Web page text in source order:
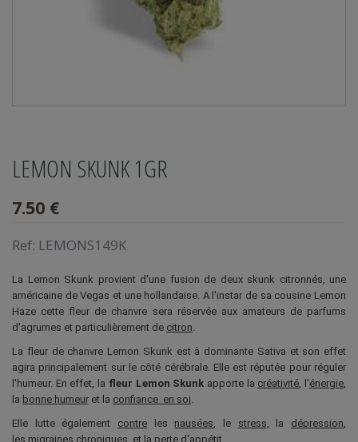
LEMON SKUNK 1GR
7.50 €
Ref: LEMONS149K
La Lemon Skunk provient d'une fusion de deux skunk citronnés, une
américaine de Vegas et une hollandaise. A l'instar de sa cousine Lemon
Haze cette fleur de chanvre sera réservée aux amateurs de parfums
d'agrumes et particulièrement de citron.
La fleur de chanvre Lemon Skunk est à dominante Sativa et son effet
agira principalement sur le côté cérébrale. Elle est réputée pour réguler
l'humeur. En effet, la fleur Lemon Skunk apporte la créativité, l'énergie,
la bonne humeur et la confiance en soi.
Elle lutte également contre les nausées, le stress, la dépression,
les migraines chroniques, et la perte d'appétit.